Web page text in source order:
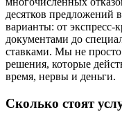
десятков предложений
варианты: от
документами до
ставками. Мы не
решения, которые
время, нервы и деньги.
Сколько стоят